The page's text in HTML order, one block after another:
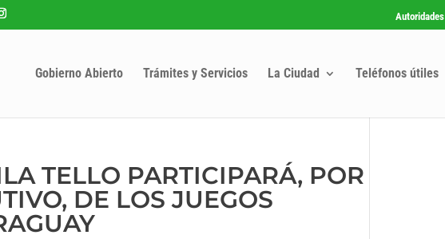
Autoridades
Gobierno Abierto Trámites y Servicios La Ciudad Teléfonos útiles
TELLO PARTICIPARÁ, POR
DE LOS JUEGOS